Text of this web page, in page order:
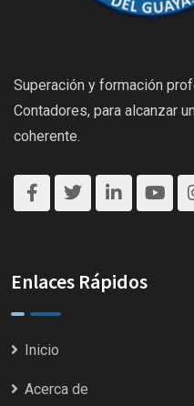
Superación y formación
Contadores, para alcanzar
coherente.
Enlaces Rápidos
Inicio
Acerca de